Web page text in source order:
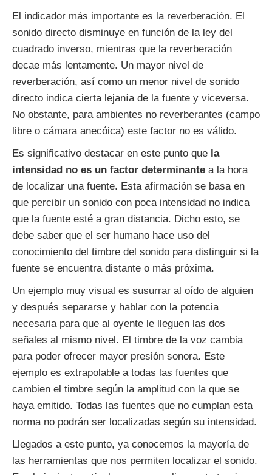
El indicador más importante es la reverberación. El
sonido directo disminuye en función de la ley del
cuadrado inverso, mientras que la reverberación
decae más lentamente. Un mayor nivel de
reverberación, así como un menor nivel de sonido
directo indica cierta lejanía de la fuente y viceversa.
No obstante, para ambientes no reverberantes (campo
libre o cámara anecóica) este factor no es válido.
Es significativo destacar en este punto que la
intensidad no es un factor determinante a la hora
de localizar una fuente. Esta afirmación se basa en
que percibir un sonido con poca intensidad no indica
que la fuente esté a gran distancia. Dicho esto, se
debe saber que el ser humano hace uso del
conocimiento del timbre del sonido para distinguir si la
fuente se encuentra distante o más próxima.
Un ejemplo muy visual es susurrar al oído de alguien
y después separarse y hablar con la potencia
necesaria para que al oyente le lleguen las dos
señales al mismo nivel. El timbre de la voz cambia
para poder ofrecer mayor presión sonora. Este
ejemplo es extrapolable a todas las fuentes que
cambien el timbre según la amplitud con la que se
haya emitido. Todas las fuentes que no cumplan esta
norma no podrán ser localizadas según su intensidad.
Llegados a este punto, ya conocemos la mayoría de
las herramientas que nos permiten localizar el sonido.